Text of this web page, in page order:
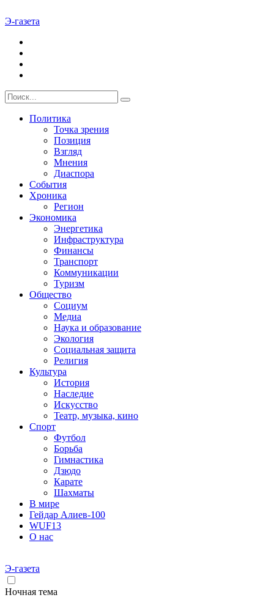
Э-газета
Политика
Точка зрения
Позиция
Взгляд
Мнения
Диаспора
События
Хроника
Регион
Экономика
Энергетика
Инфраструктура
Финансы
Транспорт
Коммуникации
Туризм
Общество
Социум
Медиа
Наука и образование
Экология
Социальная защита
Религия
Культура
История
Наследие
Искусство
Театр, музыка, кино
Спорт
Футбол
Борьба
Гимнастика
Дзюдо
Карате
Шахматы
В мире
Гейдар Алиев-100
WUF13
О нас
Э-газета
Ночная тема